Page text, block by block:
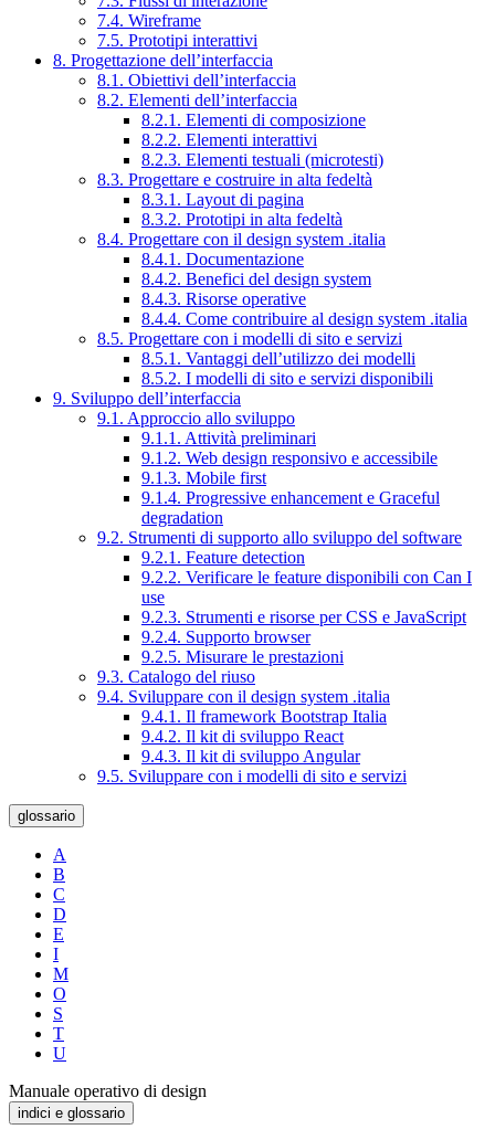
7.4. Wireframe
7.5. Prototipi interattivi
8. Progettazione dell’interfaccia
8.1. Obiettivi dell’interfaccia
8.2. Elementi dell’interfaccia
8.2.1. Elementi di composizione
8.2.2. Elementi interattivi
8.2.3. Elementi testuali (microtesti)
8.3. Progettare e costruire in alta fedeltà
8.3.1. Layout di pagina
8.3.2. Prototipi in alta fedeltà
8.4. Progettare con il design system .italia
8.4.1. Documentazione
8.4.2. Benefici del design system
8.4.3. Risorse operative
8.4.4. Come contribuire al design system .italia
8.5. Progettare con i modelli di sito e servizi
8.5.1. Vantaggi dell’utilizzo dei modelli
8.5.2. I modelli di sito e servizi disponibili
9. Sviluppo dell’interfaccia
9.1. Approccio allo sviluppo
9.1.1. Attività preliminari
9.1.2. Web design responsivo e accessibile
9.1.3. Mobile first
9.1.4. Progressive enhancement e Graceful
degradation
9.2. Strumenti di supporto allo sviluppo del software
9.2.1. Feature detection
9.2.2. Verificare le feature disponibili con Can I
use
9.2.3. Strumenti e risorse per CSS e JavaScript
9.2.4. Supporto browser
9.2.5. Misurare le prestazioni
9.3. Catalogo del riuso
9.4. Sviluppare con il design system .italia
9.4.1. Il framework Bootstrap Italia
9.4.2. Il kit di sviluppo React
9.4.3. Il kit di sviluppo Angular
9.5. Sviluppare con i modelli di sito e servizi
glossario
A
B
C
D
E
I
M
O
S
T
U
Manuale operativo di design
indici e glossario